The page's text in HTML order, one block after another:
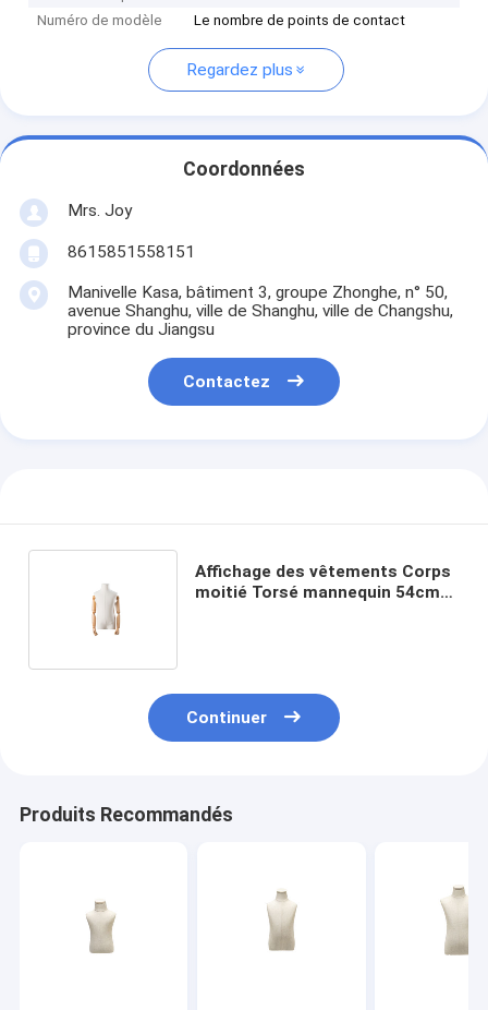
Numéro de modèle
Le nombre de points de contact
Regardez plus
Coordonnées
Mrs. Joy
8615851558151
Manivelle Kasa, bâtiment 3, groupe Zhonghe, n° 50,
avenue Shanghu, ville de Shanghu, ville de Changshu,
province du Jiangsu
Contactez
Affichage des vêtements Corps
moitié Torsé mannequin 54cm
Continuer
Produits Recommandés